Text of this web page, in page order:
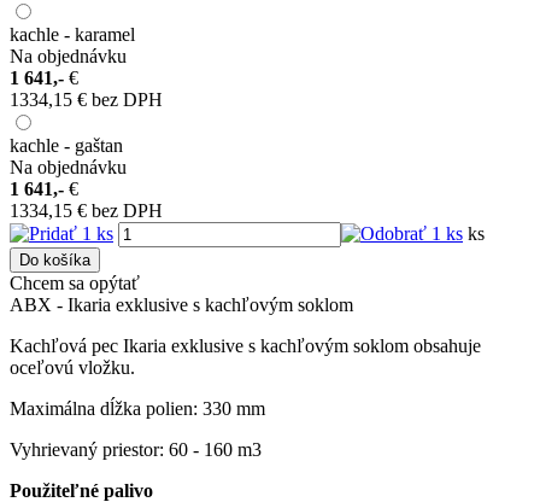
kachle - karamel
Na objednávku
1 641,- €
1334,15 € bez DPH
kachle - gaštan
Na objednávku
1 641,- €
1334,15 € bez DPH
ks
Do košíka
Chcem sa opýtať
ABX - Ikaria exklusive s kachľovým soklom
Kachľová pec Ikaria exklusive s kachľovým soklom obsahuje
oceľovú vložku.
Maximálna dĺžka polien: 330 mm
Vyhrievaný priestor: 60 - 160 m3
Použiteľné palivo